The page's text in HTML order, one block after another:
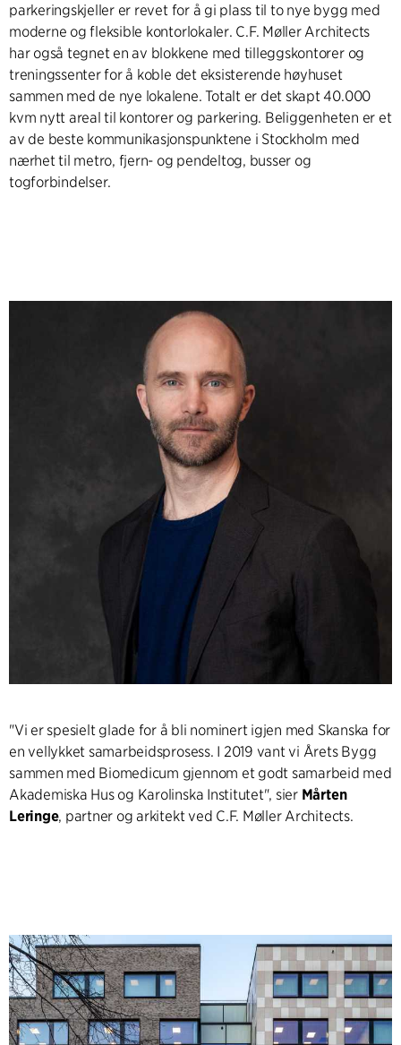
parkeringskjeller er revet for å gi plass til to nye bygg med
moderne og fleksible kontorlokaler. C.F. Møller Architects
har også tegnet en av blokkene med tilleggskontorer og
treningssenter for å koble det eksisterende høyhuset
sammen med de nye lokalene. Totalt er det skapt 40.000
kvm nytt areal til kontorer og parkering. Beliggenheten er et
av de beste kommunikasjonspunktene i Stockholm med
nærhet til metro, fjern- og pendeltog, busser og
togforbindelser.
"Vi er spesielt glade for å bli nominert igjen med Skanska for
en vellykket samarbeidsprosess. I 2019 vant vi Årets Bygg
sammen med Biomedicum gjennom et godt samarbeid med
Akademiska Hus og Karolinska Institutet", sier Mårten
Leringe, partner og arkitekt ved C.F. Møller Architects.